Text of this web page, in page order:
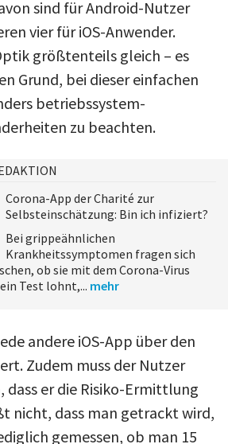
sind für Android-Nutzer
vier für iOS-Anwender.
größtenteils gleich – es
Grund, bei dieser einfachen
betriebssystem-
zu beachten.
Corona-App der Charité zur
Selbsteinschätzung: Bin ich infiziert?
Bei grippeähnlichen
Krankheitssymptomen fragen sich
ob sie mit dem Corona-Virus
Test lohnt,... mehr
andere iOS-App über den
Zudem muss der Nutzer
dass er die Risiko-Ermittlung
nicht, dass man getrackt wird,
gemessen, ob man 15